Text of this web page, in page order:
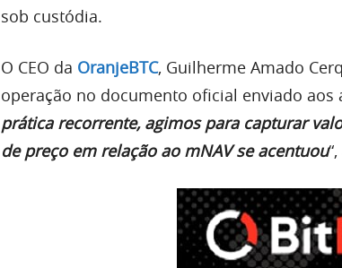
sob custódia.
O CEO da OranjeBTC, Guilherme Amado
operação no documento oficial enviado aos
prática recorrente, agimos para capturar
de preço em relação ao mNAV se acentuou